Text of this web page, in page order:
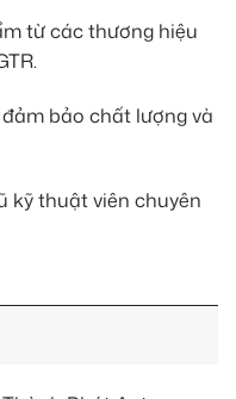
từ các thương hiệu
bảo chất lượng và
kỹ thuật viên chuyên